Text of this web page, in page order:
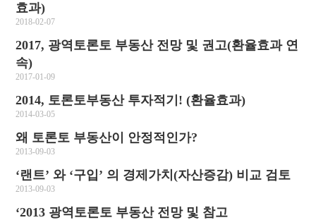
효과)
2018-02-07
2017, 광역토론토 부동산 전망 및 권고(환율효과 연
속)
2017-01-09
2014, 토론토부동산 투자적기! (환율효과)
2014-03-05
왜 토론토 부동산이 안정적인가?
2013-09-03
‘랜트’ 와 ‘구입’ 의 경제가치(자산증감) 비교 검토
2013-09-03
‘2013 광역토론토 부동산 전망 및 참고